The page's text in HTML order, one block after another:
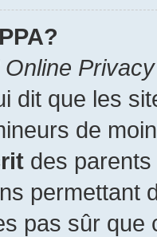
Online
dit que les
de
des parents
permettant
pas sûr